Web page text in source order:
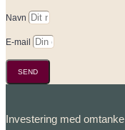
Navn
E-mail
SEND
Investering med omtanke